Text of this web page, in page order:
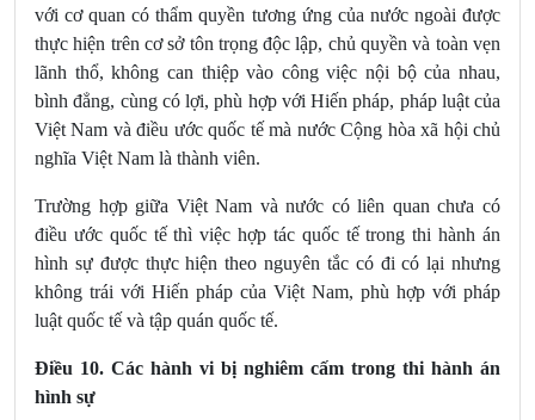
với cơ quan có thẩm quyền tương ứng của nước ngoài được
thực hiện trên cơ sở tôn trọng độc lập, chủ quyền và toàn vẹn
lãnh thổ, không can thiệp vào công việc nội bộ của nhau,
bình đẳng, cùng có lợi, phù hợp với Hiến pháp, pháp luật của
Việt Nam và điều ước quốc tế mà nước Cộng hòa xã hội chủ
nghĩa Việt Nam là thành viên.
Trường hợp giữa Việt Nam và nước có liên quan chưa có
điều ước quốc tế thì việc hợp tác quốc tế trong thi hành án
hình sự được thực hiện theo nguyên tắc có đi có lại nhưng
không trái với Hiến pháp của Việt Nam, phù hợp với pháp
luật quốc tế và tập quán quốc tế.
Điều 10. Các hành vi bị nghiêm cấm trong thi hành án
hình sự